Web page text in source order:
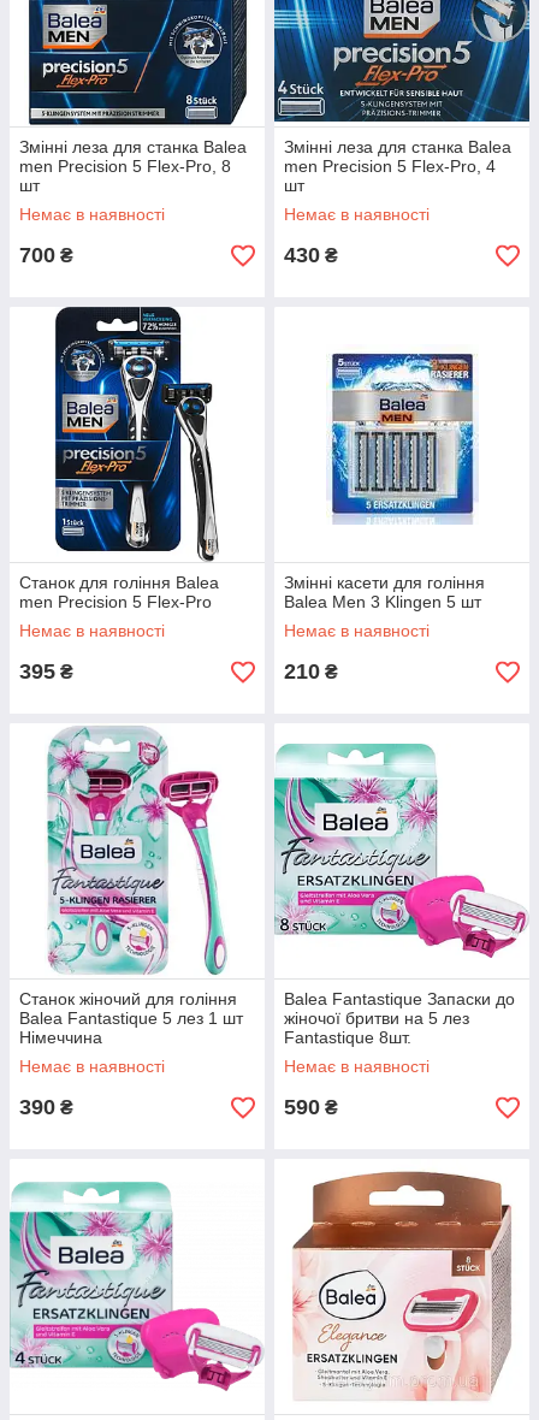
Змінні леза для станка Balea
men Precision 5 Flex-Pro, 8
шт
Немає в наявності
700 ₴
Змінні леза для станка Balea
men Precision 5 Flex-Pro, 4
шт
Немає в наявності
430 ₴
Станок для гоління Balea
men Precision 5 Flex-Pro
Немає в наявності
395 ₴
Змінні касети для гоління
Balea Men 3 Klingen 5 шт
Немає в наявності
210 ₴
Станок жіночий для гоління
Balea Fantastique 5 лез 1 шт
Німеччина
Немає в наявності
390 ₴
Balea Fantastique Запаски до
жіночої бритви на 5 лез
Fantastique 8шт.
Немає в наявності
590 ₴